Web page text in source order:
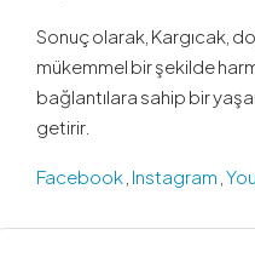
Sonuç olarak, Kargıcak,
mükemmel bir şekilde
bağlantılara sahip bir
getirir.
Facebook Instagram